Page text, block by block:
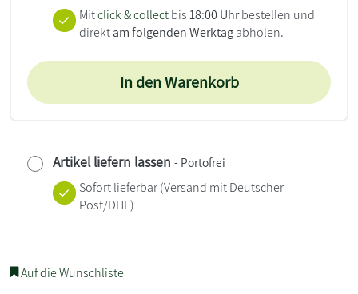
Mitclick & collect bis18:00 Uhrbestellen und
direktam folgenden Werktagabholen.
In den Warenkorb
Artikel liefern lassen - Portofrei
Sofort lieferbar(Versand mit Deutscher
Post/DHL)
Auf die Wunschliste